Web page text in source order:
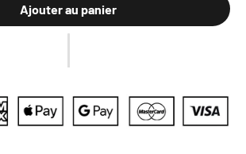
Ajouter au panier